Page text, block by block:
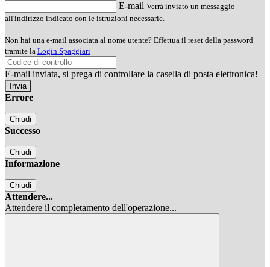
E-mail Verrà inviato un messaggio
all'indirizzo indicato con le istruzioni necessarie.
Non hai una e-mail associata al nome utente? Effettua il reset della password
tramite la Login Spaggiari
E-mail inviata, si prega di controllare la casella di posta elettronica!
Errore
Chiudi
Successo
Chiudi
Informazione
Chiudi
Attendere...
Attendere il completamento dell'operazione...